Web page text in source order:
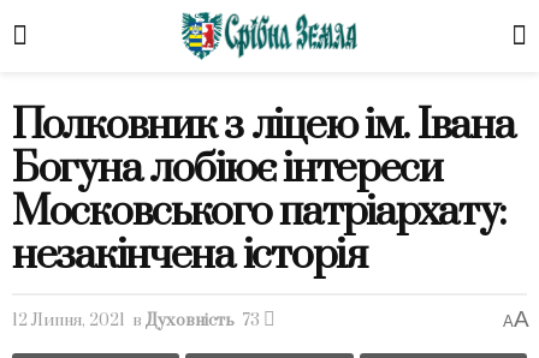
Полковник з ліцею ім. Івана
Богуна лобіює інтереси
Московського патріархату:
незакінчена історія
12 Липня, 2021 в Духовність 73 AA